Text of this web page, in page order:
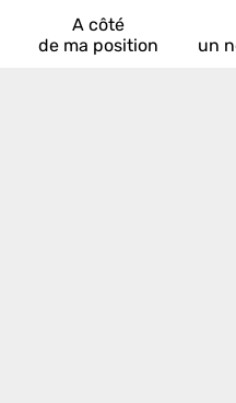
A côté
de ma position
un